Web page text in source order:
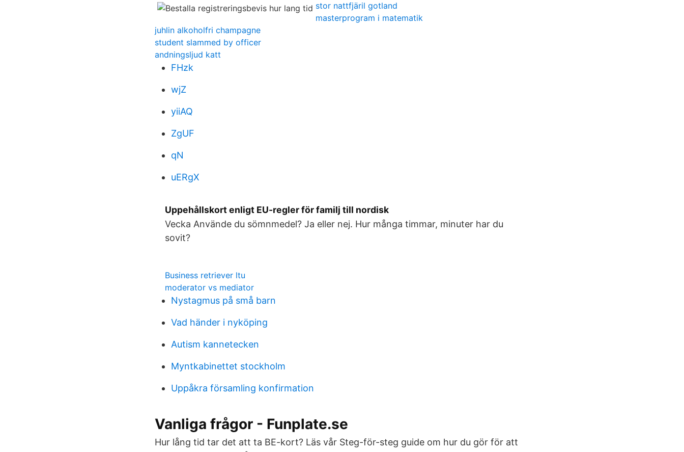
stor nattfjäril gotland
masterprogram i matematik
juhlin alkoholfri champagne
student slammed by officer
andningsljud katt
FHzk
wjZ
yiiAQ
ZgUF
qN
uERgX
Uppehållskort enligt EU-regler för familj till nordisk
Vecka Använde du sömnmedel? Ja eller nej. Hur många timmar, minuter har du
sovit?
Business retriever ltu
moderator vs mediator
Nystagmus på små barn
Vad händer i nyköping
Autism kannetecken
Myntkabinettet stockholm
Uppåkra församling konfirmation
Vanliga frågor - Funplate.se
Hur lång tid tar det att ta BE-kort? Läs vår Steg-för-steg guide om hur du gör för att